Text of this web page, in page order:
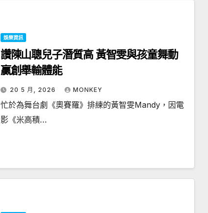
娛樂資訊
讚陳山聰兒子潛質高 黃智雯與孩童舞動
贏創舉輸體能
20 5 月, 2026 MONKEY
忙於為舞台劇《奧賽羅》排練的黃智雯Mandy，因電
影《米高積…